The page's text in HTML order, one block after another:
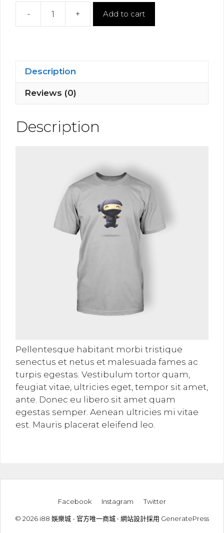
-
Happy
+ Add to cart
Description
Reviews (0)
Description
Pellentesque habitant morbi tristique
senectus et netus et malesuada fames ac
turpis egestas. Vestibulum tortor quam,
feugiat vitae, ultricies eget, tempor sit amet,
ante. Donec eu libero sit amet quam
egestas semper. Aenean ultricies mi vitae
est. Mauris placerat eleifend leo.
Facebook Instagram Twitter
© 2026 i88 娛樂城 - 官方唯一商城 • 網站設計採用 GeneratePress